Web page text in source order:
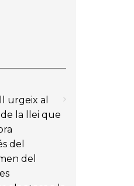
urgeix al
la llei que
del
del